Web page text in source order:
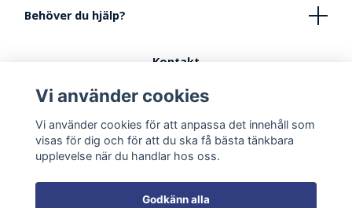
Behöver du hjälp?
Kontakt
Köpvillkor
Tips vid inredning av lekhörna
Vi använder cookies
Vi använder cookies för att anpassa det innehåll som
visas för dig och för att du ska få bästa tänkbara
upplevelse när du handlar hos oss.
Godkänn alla